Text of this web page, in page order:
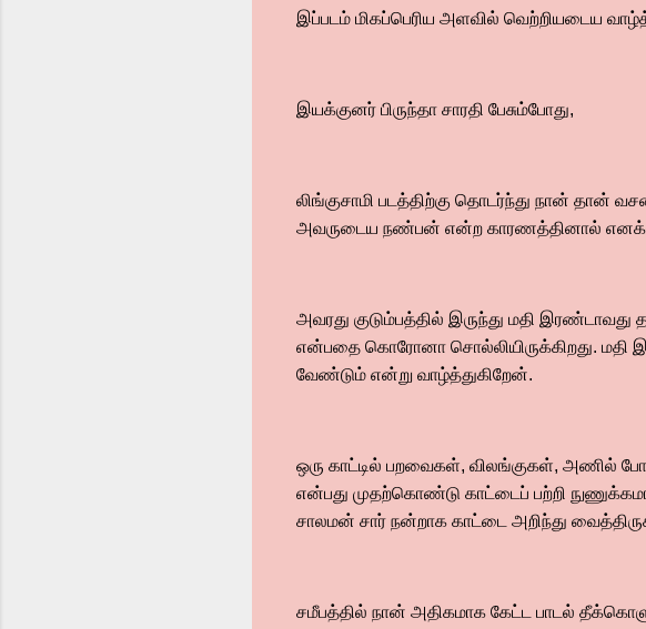
இப்படம் மிகப்பெரிய அளவில் வெற்றியடைய
இயக்குனர் பிருந்தா சாரதி பேசும்போது,
லிங்குசாமி படத்திற்கு தொடர்ந்து நான் தான்
அவருடைய நண்பன் என்ற காரணத்தினால் எனக்கு
அவரது குடும்பத்தில் இருந்து மதி இரண்டாவது
என்பதை கொரோனா சொல்லியிருக்கிறது. மதி
வேண்டும் என்று வாழ்த்துகிறேன்.
ஒரு காட்டில் பறவைகள், விலங்குகள், அணில்
என்பது முதற்கொண்டு காட்டைப் பற்றி நுணுக்கமாக
சாலமன் சார் நன்றாக காட்டை அறிந்து
சமீபத்தில் நான் அதிகமாக கேட்ட பாடல்